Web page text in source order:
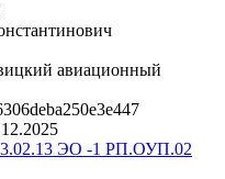
авиационный
ЭО -1 РП.ОУП.02